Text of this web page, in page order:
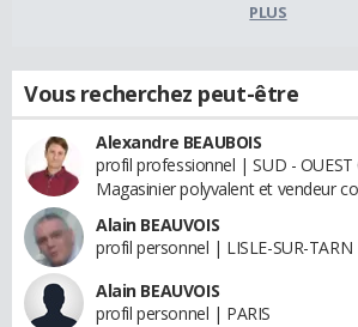
PLUS
Vous recherchez peut-être
Alexandre BEAUBOIS
profil professionnel | SUD - OUEST
Magasinier polyvalent et vendeur
Alain BEAUVOIS
profil personnel | LISLE-SUR-TARN
Alain BEAUVOIS
profil personnel | PARIS